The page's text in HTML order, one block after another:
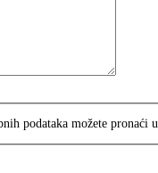
podataka možete pronaći u